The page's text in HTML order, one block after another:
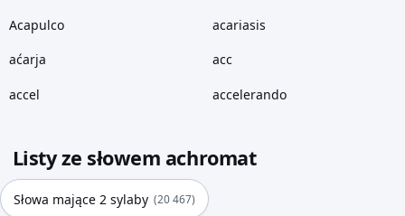
Acapulco acariasis
aćarja acc
accel accelerando
Listy ze słowem achromat
Słowa mające 2 sylaby (20 467)